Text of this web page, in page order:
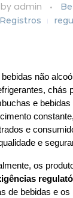
by admin
Registros
não
chás
e bebidas
e
e
os
de bebidas e os